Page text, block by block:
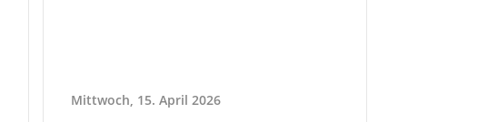
Mittwoch, 15. April 2026